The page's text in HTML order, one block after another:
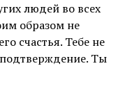
людей во всех
образом не
счастья. Тебе не
Ты